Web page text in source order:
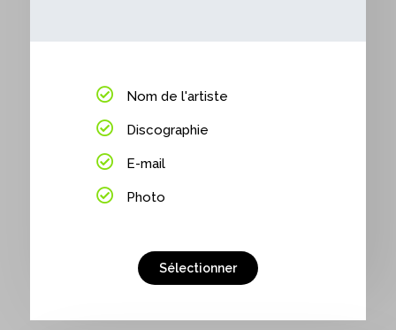
Nom de l'artiste
Discographie
E-mail
Photo
Sélectionner